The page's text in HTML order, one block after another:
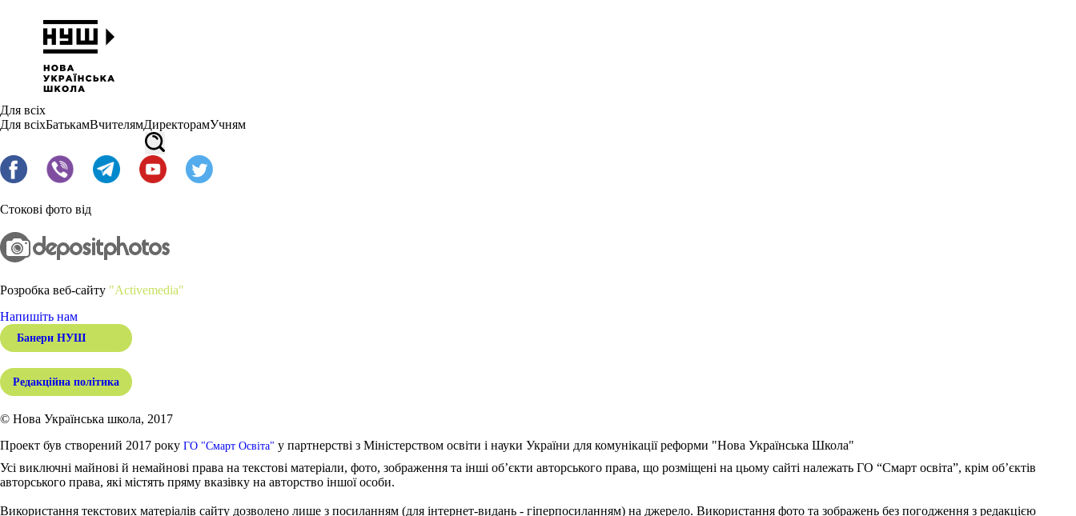
Для всіх
Для всіхБатькамВчителямДиректорамУчням
Стокові фото від
Розробка веб-сайту "Activemedia"
Напишіть нам
Банери НУШ
Редакційна політика
© Нова Українська школа, 2017
Проект був створений 2017 року ГО "Смарт Освіта" у партнерстві з Міністерством освіти і науки України для комунікації реформи "Нова Українська Школа"
Усі виключні майнові й немайнові права на текстові матеріали, фото, зображення та інші об’єкти авторського права, що розміщені на цьому сайті належать ГО “Смарт освіта”, крім об’єктів
авторського права, які містять пряму вказівку на авторство іншої особи.
Використання текстових матеріалів сайту дозволено лише з посиланням (для інтернет-видань - гіперпосиланням) на джерело. Використання фото та зображень без погодження з редакцією